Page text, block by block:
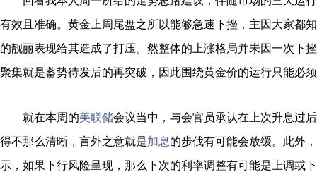
有效且准确。黄金上周尾盘之所以能够急速下挫，主因大家都
的靓丽表现给其造成了打压。然整体的上涨格局并未因一次下
聚集就是蓄势待发后的再突破，因此围绕黄金价的运行只能必
就在本周的美联储会议当中，与会官员承认在上次升息过
得不那么清晰，言外之意就是加息的步伐有可能会放缓。此外
示，如果下行风险呈现，那么下次的利率调整有可能是上调或